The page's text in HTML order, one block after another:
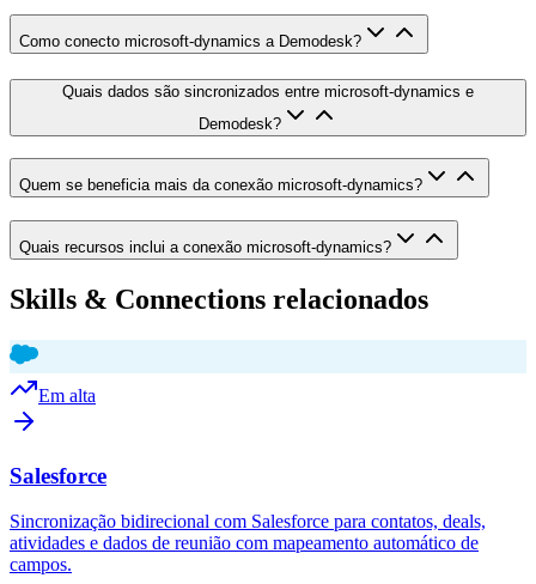
Como conecto microsoft-dynamics a Demodesk?
Quais dados são sincronizados entre microsoft-dynamics e
Demodesk?
Quem se beneficia mais da conexão microsoft-dynamics?
Quais recursos inclui a conexão microsoft-dynamics?
Skills & Connections relacionados
Em alta
Salesforce
Sincronização bidirecional com Salesforce para contatos, deals,
atividades e dados de reunião com mapeamento automático de
campos.